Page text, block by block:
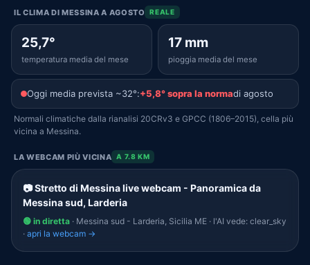
IL CLIMA DI MESSINA A AGOSTO REALE
25,7°
temperatura media del mese
17 mm
pioggia media del mese
Oggi media prevista ~32°:+5,8° sopra la normadi agosto
Normali climatiche dalla rianalisi 20CRv3 e GPCC (1806–2015), cella più
vicina a Messina.
LA WEBCAM PIÙ VICINA A 7.8 KM
📷 Stretto di Messina live webcam - Panoramica da
Messina sud, Larderia
🟢 in diretta · Messina sud - Larderia, Sicilia ME · l'AI vede: clear_sky
· apri la webcam →